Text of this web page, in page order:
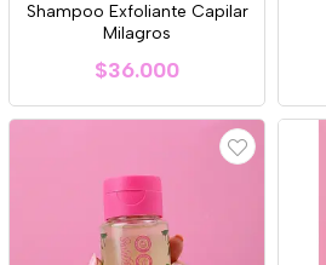
Shampoo Exfoliante Capilar
Milagros
$36.000